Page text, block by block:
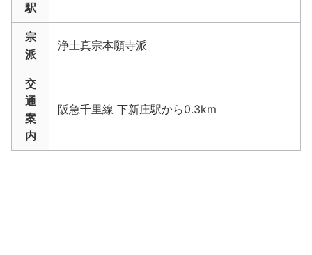
駅
宗
派
浄土真宗本願寺派
交
通
案
内
阪急千里線 下新庄駅から0.3km